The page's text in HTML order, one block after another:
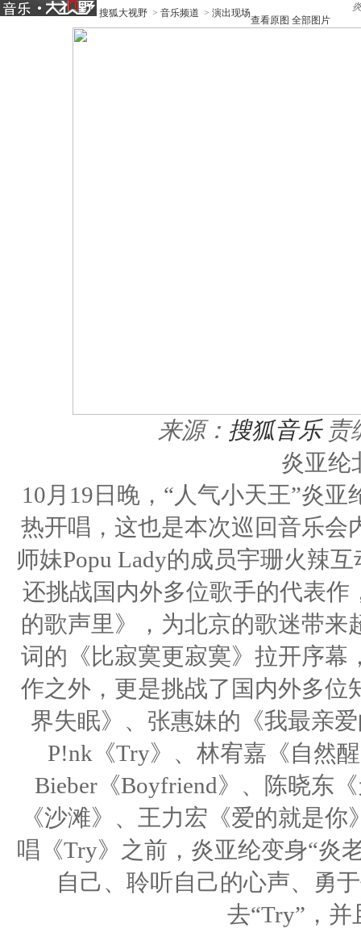
搜狐大视野 > 音乐频道 > 演出现场
查看原图 全部图片
来源： 搜狐音乐 责
炎亚纶
10月19日晚，“人气小天王”炎
热开唱，这也是本次巡回音乐会
师妹Popu Lady的成员宇珊火辣
还挑战国内外多位歌手的代表作
的歌声里》，为北京的歌迷带
词的《比寂寞更寂寞》拉开序幕
作之外，更是挑战了国内外多位
界失眠》、张惠妹的《我最亲
P!nk《Try》、林宥嘉《自然
Bieber《Boyfriend》、陈晓东
《沙滩》、王力宏《爱的就是
唱《Try》之前，炎亚纶变身“炎
自己、聆听自己的心声、勇
去“Try”，